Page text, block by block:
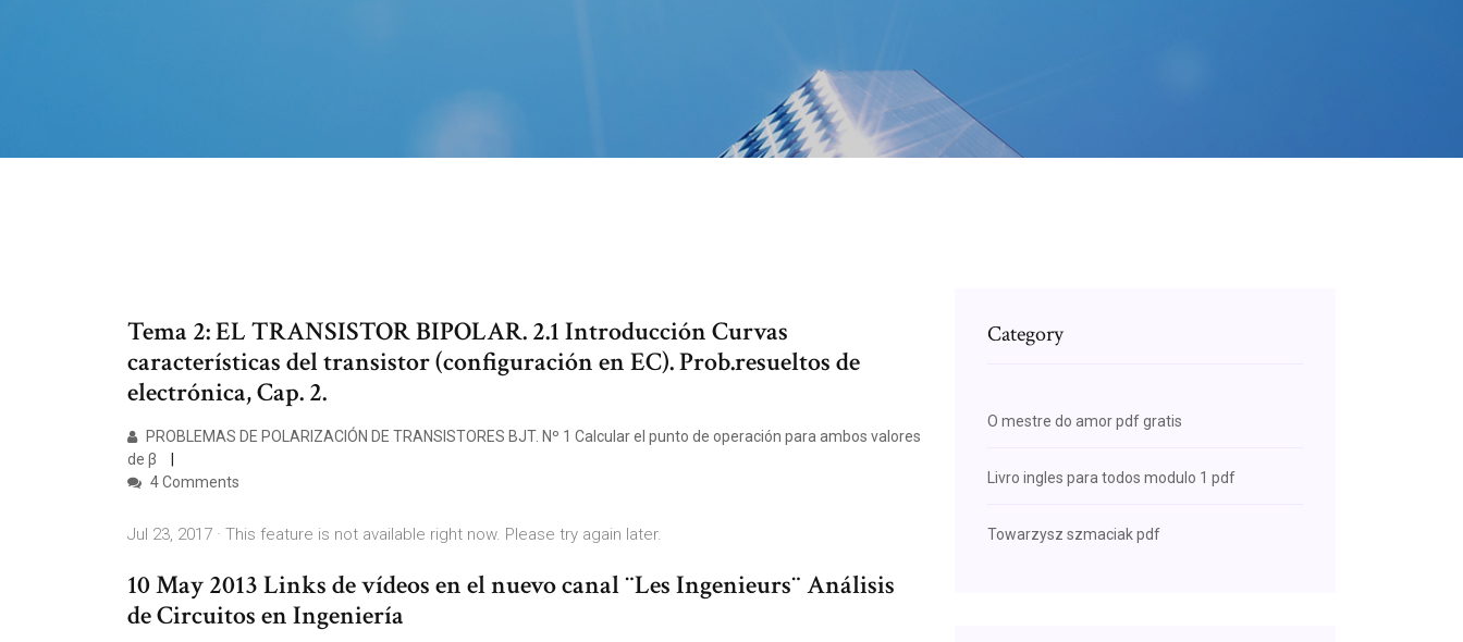
Tema 2: EL TRANSISTOR BIPOLAR. 2.1 Introducción Curvas
características del transistor (configuración en EC). Prob.resueltos de
electrónica, Cap. 2.
PROBLEMAS DE POLARIZACIÓN DE TRANSISTORES BJT. Nº 1 Calcular el punto de operación para ambos valores
de β
4 Comments
Jul 23, 2017 · This feature is not available right now. Please try again later.
10 May 2013 Links de vídeos en el nuevo canal ¨Les Ingenieurs¨ Análisis
de Circuitos en Ingeniería
Category
O mestre do amor pdf gratis
Livro ingles para todos modulo 1 pdf
Towarzysz szmaciak pdf